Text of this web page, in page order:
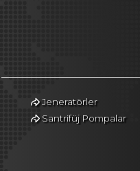
Jeneratörler
Santrifüj Pompalar